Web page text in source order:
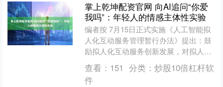
掌上乾坤配资官网 向AI追问“你爱
我吗”：年轻人的情感主体性实验
编者按 7月15日正式实施《人工智能拟
人化互动服务管理暂行办法》提出：鼓
励拟人化互动服务创新发展，对拟人化
互动服务实行包容审慎和分类分级监
管，促进拟人化互动服务....
查看： 151 分类： 炒股10倍杠杆软
件